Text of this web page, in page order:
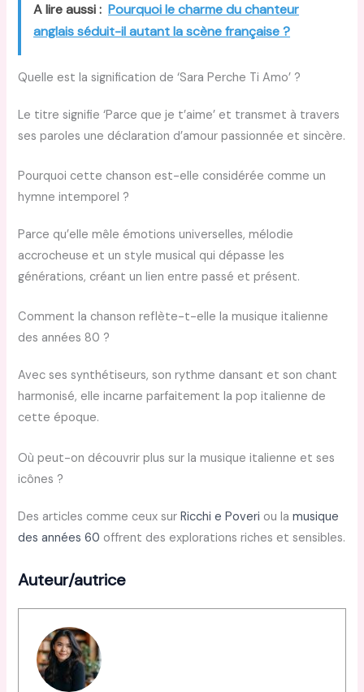
A lire aussi : Pourquoi le charme du chanteur
anglais séduit-il autant la scène française ?
Quelle est la signification de ‘Sara Perche Ti Amo’ ?
Le titre signifie ‘Parce que je t’aime’ et transmet à travers
ses paroles une déclaration d’amour passionnée et sincère.
Pourquoi cette chanson est-elle considérée comme un
hymne intemporel ?
Parce qu’elle mêle émotions universelles, mélodie
accrocheuse et un style musical qui dépasse les
générations, créant un lien entre passé et présent.
Comment la chanson reflète-t-elle la musique italienne
des années 80 ?
Avec ses synthétiseurs, son rythme dansant et son chant
harmonisé, elle incarne parfaitement la pop italienne de
cette époque.
Où peut-on découvrir plus sur la musique italienne et ses
icônes ?
Des articles comme ceux surRicchi e Poveri ou lamusique
des années 60 offrent des explorations riches et sensibles.
Auteur/autrice